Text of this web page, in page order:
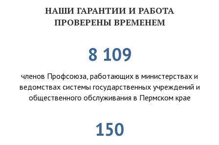
НАШИ ГАРАНТИИ И РАБОТА
ПРОВЕРЕНЫ ВРЕМЕНЕМ
8 109
членов Профсоюза, работающих в министерствах и
ведомствах системы государственных учреждений и
общественного обслуживания в Пермском крае
150